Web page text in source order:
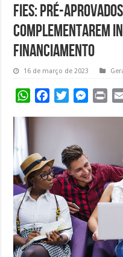
Fies: pré-
complementarem
financiamento
16 de março de 2023
WhatsAppFacebookTwitter